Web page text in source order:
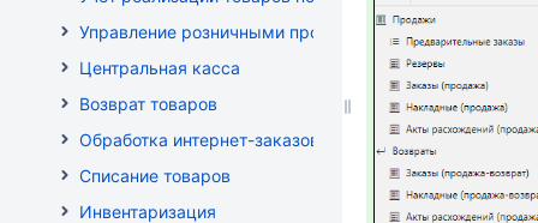
Управление розничными продажами
Центральная касса
Возврат товаров
Обработка интернет-заказов
Списание товаров
Инвентаризация